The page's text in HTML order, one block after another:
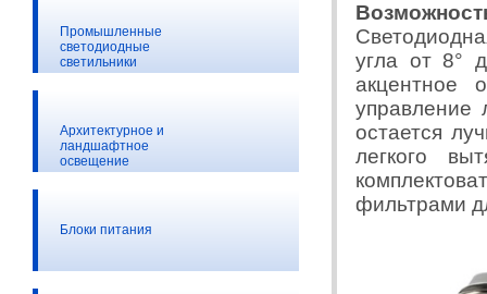
угла от 8°
акцентное
управление
остается
легкого
фильтрами
Промышленные
светодиодные
светильники
Архитектурное и
ландшафтное
освещение
Блоки питания